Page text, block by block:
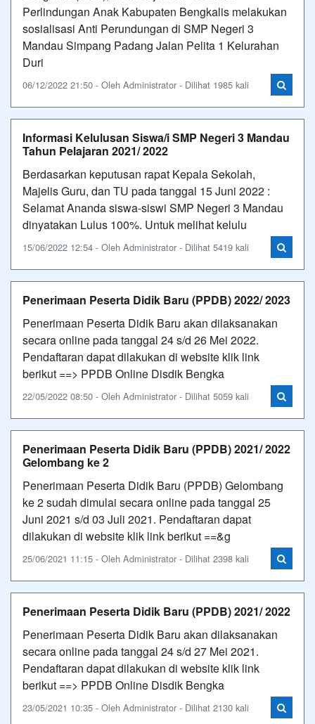
Perlindungan Anak Kabupaten Bengkalis melakukan
sosialisasi Anti Perundungan di SMP Negeri 3
Mandau Simpang Padang Jalan Pelita 1 Kelurahan
Duri
06/12/2022 21:50 - Oleh Administrator - Dilihat 1985 kali
Informasi Kelulusan Siswa/i SMP Negeri 3 Mandau
Tahun Pelajaran 2021/ 2022
Berdasarkan keputusan rapat Kepala Sekolah,
Majelis Guru, dan TU pada tanggal 15 Juni 2022 :
Selamat Ananda siswa-siswi SMP Negeri 3 Mandau
dinyatakan Lulus 100%. Untuk melihat kelulu
15/06/2022 12:54 - Oleh Administrator - Dilihat 5419 kali
Penerimaan Peserta Didik Baru (PPDB) 2022/ 2023
Penerimaan Peserta Didik Baru akan dilaksanakan
secara online pada tanggal 24 s/d 26 Mei 2022.
Pendaftaran dapat dilakukan di website klik link
berikut ==> PPDB Online Disdik Bengka
22/05/2022 08:50 - Oleh Administrator - Dilihat 5059 kali
Penerimaan Peserta Didik Baru (PPDB) 2021/ 2022
Gelombang ke 2
Penerimaan Peserta Didik Baru (PPDB) Gelombang
ke 2 sudah dimulai secara online pada tanggal 25
Juni 2021 s/d 03 Juli 2021. Pendaftaran dapat
dilakukan di website klik link berikut ==&g
25/06/2021 11:15 - Oleh Administrator - Dilihat 2398 kali
Penerimaan Peserta Didik Baru (PPDB) 2021/ 2022
Penerimaan Peserta Didik Baru akan dilaksanakan
secara online pada tanggal 24 s/d 27 Mei 2021.
Pendaftaran dapat dilakukan di website klik link
berikut ==> PPDB Online Disdik Bengka
23/05/2021 10:35 - Oleh Administrator - Dilihat 2130 kali